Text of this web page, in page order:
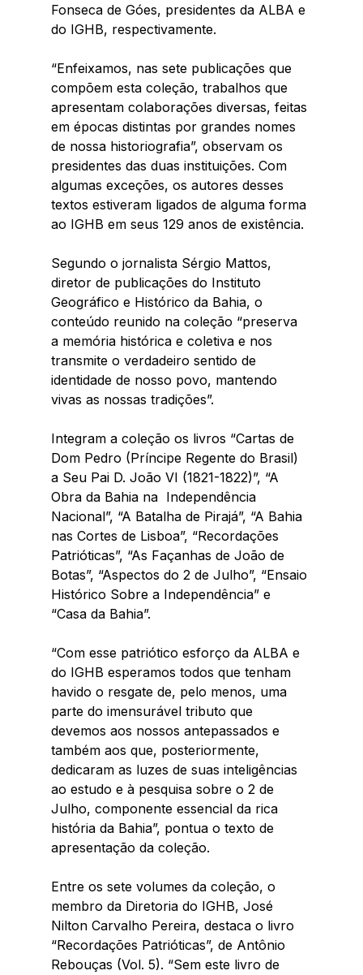
Fonseca de Góes, presidentes da ALBA e
do IGHB, respectivamente.
“Enfeixamos, nas sete publicações que
compõem esta coleção, trabalhos que
apresentam colaborações diversas, feitas
em épocas distintas por grandes nomes
de nossa historiografia”, observam os
presidentes das duas instituições. Com
algumas exceções, os autores desses
textos estiveram ligados de alguma forma
ao IGHB em seus 129 anos de existência.
Segundo o jornalista Sérgio Mattos,
diretor de publicações do Instituto
Geográfico e Histórico da Bahia, o
conteúdo reunido na coleção “preserva
a memória histórica e coletiva e nos
transmite o verdadeiro sentido de
identidade de nosso povo, mantendo
vivas as nossas tradições”.
Integram a coleção os livros “Cartas de
Dom Pedro (Príncipe Regente do Brasil)
a Seu Pai D. João VI (1821-1822)”, “A
Obra da Bahia na  Independência
Nacional”, “A Batalha de Pirajá”, “A Bahia
nas Cortes de Lisboa”, “Recordações
Patrióticas”, “As Façanhas de João de
Botas”, “Aspectos do 2 de Julho”, “Ensaio
Histórico Sobre a Independência” e
“Casa da Bahia”.
“Com esse patriótico esforço da ALBA e
do IGHB esperamos todos que tenham
havido o resgate de, pelo menos, uma
parte do imensurável tributo que
devemos aos nossos antepassados e
também aos que, posteriormente,
dedicaram as luzes de suas inteligências
ao estudo e à pesquisa sobre o 2 de
Julho, componente essencial da rica
história da Bahia”, pontua o texto de
apresentação da coleção.
Entre os sete volumes da coleção, o
membro da Diretoria do IGHB, José
Nilton Carvalho Pereira, destaca o livro
“Recordações Patrióticas”, de Antônio
Rebouças (Vol. 5). “Sem este livro de